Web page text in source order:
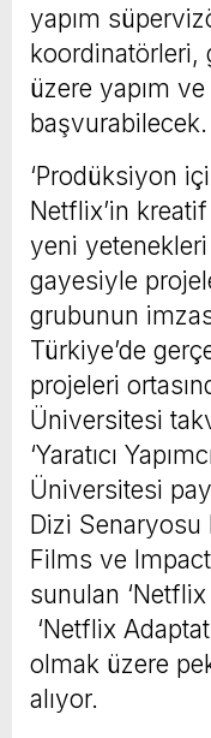
yapım
koordinatörleri,
üzere yapım
başvurabilecek.
‘Prodüksiyon
Netflix’in
yeni
gayesiyle
grubunun
Türkiye’de
projeleri
Üniversitesi
‘Yaratıcı
Üniversitesi
Dizi Senaryosu
Films ve
sunulan
‘Netflix
olmak üzere
alıyor.